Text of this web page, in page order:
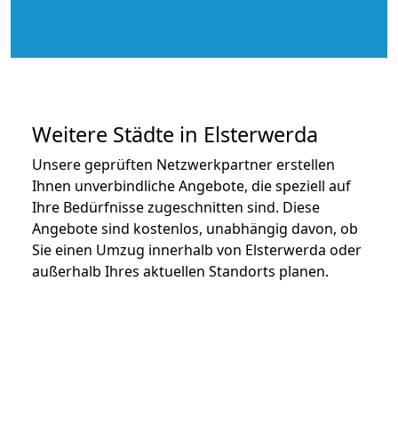
Weitere Städte in Elsterwerda
Unsere geprüften Netzwerkpartner erstellen
Ihnen unverbindliche Angebote, die speziell auf
Ihre Bedürfnisse zugeschnitten sind. Diese
Angebote sind kostenlos, unabhängig davon, ob
Sie einen Umzug innerhalb von Elsterwerda oder
außerhalb Ihres aktuellen Standorts planen.